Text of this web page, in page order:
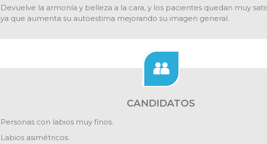
Devuelve la armonía y belleza a la cara, y los pacientes quedan muy
ya que aumenta su autoestima mejorando su imagen general.
CANDIDATOS
Personas con labios muy finos.
Labios asimétricos.